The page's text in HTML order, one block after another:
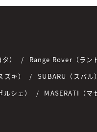
） Range Rover（ラン
キ） SUBARU（スバル）
シェ） MASERATI（マ